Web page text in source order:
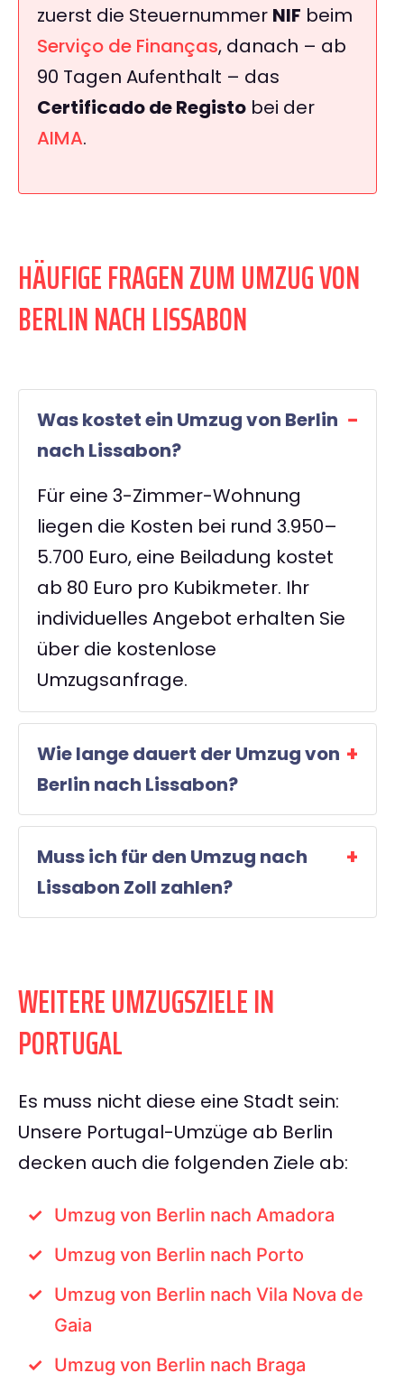
zuerst die Steuernummer NIF beim
Serviço de Finanças, danach – ab
90 Tagen Aufenthalt – das
Certificado de Registo bei der
AIMA.
HÄUFIGE FRAGEN ZUM UMZUG VON
BERLIN NACH LISSABON
Was kostet ein Umzug von Berlin
nach Lissabon?
Für eine 3-Zimmer-Wohnung
liegen die Kosten bei rund 3.950–
5.700 Euro, eine Beiladung kostet
ab 80 Euro pro Kubikmeter. Ihr
individuelles Angebot erhalten Sie
über die kostenlose
Umzugsanfrage.
Wie lange dauert der Umzug von
Berlin nach Lissabon?
Muss ich für den Umzug nach
Lissabon Zoll zahlen?
WEITERE UMZUGSZIELE IN
PORTUGAL
Es muss nicht diese eine Stadt sein:
Unsere Portugal-Umzüge ab Berlin
decken auch die folgenden Ziele ab:
Umzug von Berlin nach Amadora
Umzug von Berlin nach Porto
Umzug von Berlin nach Vila Nova de
Gaia
Umzug von Berlin nach Braga